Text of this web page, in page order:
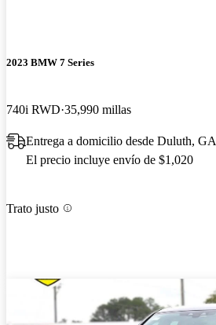
2023 BMW 7 Series
740i RWD 35,990 millas
Entrega a domicilio desde Duluth, GA
El precio incluye envío de $1,020
Trato justo